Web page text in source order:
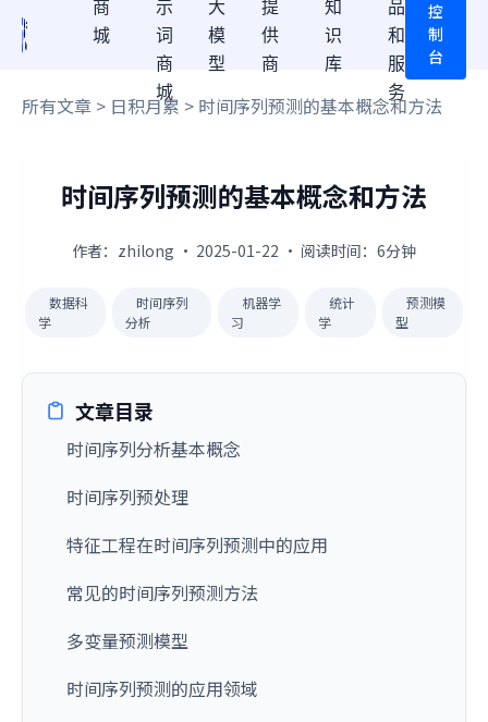
商
城
示
词
商
城
大
模
型
提
供
商
知
识
库
品
和
服
务
控
制
台
所有文章 > 日积月累 > 时间序列预测的基本概念和方法
时间序列预测的基本概念和方法
作者：zhilong · 2025-01-22 · 阅读时间：6分钟
数据科
学
时间序列
分析
机器学
习
统计
学
预测模
型
文章目录
时间序列分析基本概念
时间序列预处理
特征工程在时间序列预测中的应用
常见的时间序列预测方法
多变量预测模型
时间序列预测的应用领域